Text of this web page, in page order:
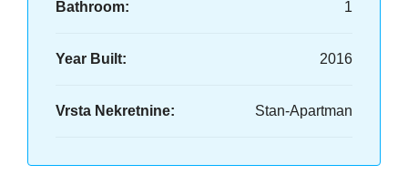
Bathroom: 1
Year Built: 2016
Vrsta Nekretnine: Stan-Apartman